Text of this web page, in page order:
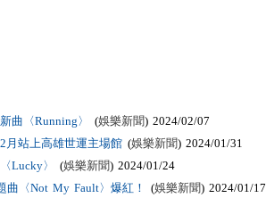
曲〈Running〉 (娛樂新聞) 2024/02/07
月站上高雄世運主場館 (娛樂新聞) 2024/01/31
Lucky〉
(娛樂新聞) 2024/01/24
曲〈Not My Fault〉爆紅！
(娛樂新聞) 2024/01/17